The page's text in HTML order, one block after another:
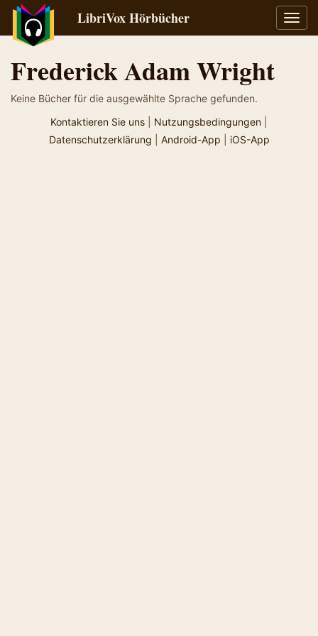
LibriVox Hörbücher
Frederick Adam Wright
Keine Bücher für die ausgewählte Sprache gefunden.
Kontaktieren Sie uns
Nutzungsbedingungen
Datenschutzerklärung
Android-App iOS-App